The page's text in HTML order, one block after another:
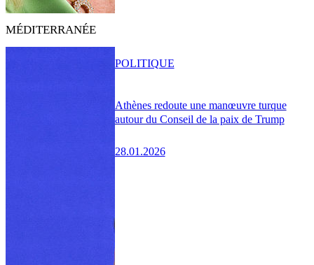
MÉDITERRANÉE
Athènes redoute une manœuvre turque
autour du Conseil de la paix de Trump
28.01.2026
POLITIQUE